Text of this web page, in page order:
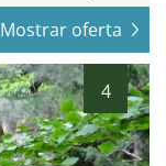
Mostrar oferta
4